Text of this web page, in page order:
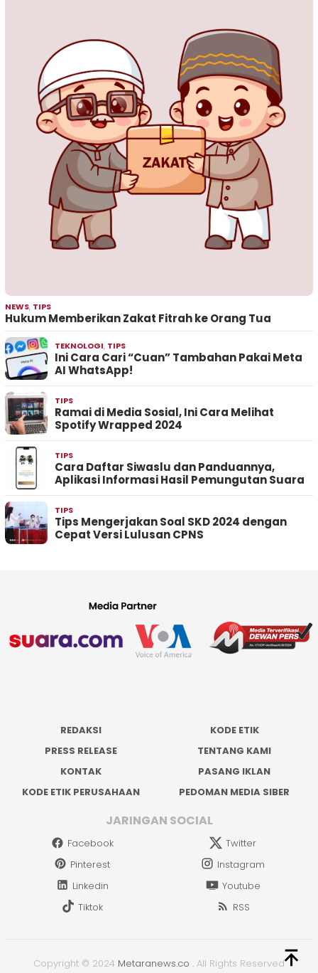
NEWS, TIPS
Hukum Memberikan Zakat Fitrah ke Orang Tua
TEKNOLOGI, TIPS
Ini Cara Cari “Cuan” Tambahan Pakai Meta
AI WhatsApp!
TIPS
Ramai di Media Sosial, Ini Cara Melihat
Spotify Wrapped 2024
TIPS
Cara Daftar Siwaslu dan Panduannya,
Aplikasi Informasi Hasil Pemungutan Suara
TIPS
Tips Mengerjakan Soal SKD 2024 dengan
Cepat Versi Lulusan CPNS
REDAKSI
KODE ETIK
PRESS RELEASE
TENTANG KAMI
KONTAK
PASANG IKLAN
KODE ETIK PERUSAHAAN
PEDOMAN MEDIA SIBER
JARINGAN SOCIAL
Facebook
Twitter
Pinterest
Instagram
Linkedin
Youtube
Tiktok
RSS
Copyright © 2024 Metaranews.co . All Rights Reserved